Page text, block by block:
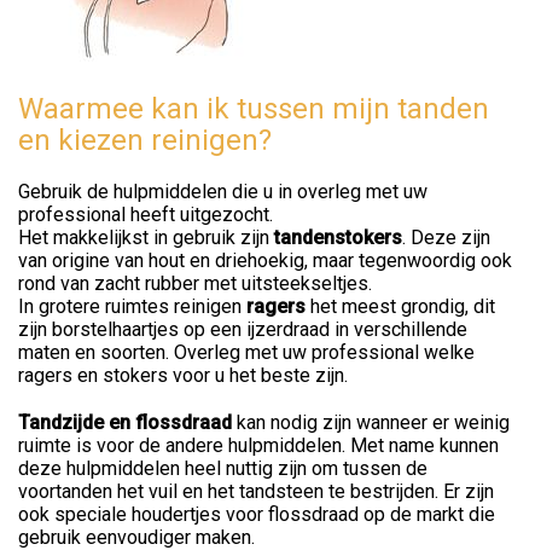
Waarmee kan ik tussen mijn tanden
en kiezen reinigen?
Gebruik de hulpmiddelen die u in overleg met uw
professional heeft uitgezocht.
Het makkelijkst in gebruik zijntandenstokers. Deze zijn
van origine van hout en driehoekig, maar tegenwoordig ook
rond van zacht rubber met uitsteekseltjes.
In grotere ruimtes reinigen ragers het meest grondig, dit
zijn borstelhaartjes op een ijzerdraad in verschillende
maten en soorten. Overleg met uw professional welke
ragers en stokers voor u het beste zijn.
Tandzijde en flossdraad kan nodig zijn wanneer er weinig
ruimte is voor de andere hulpmiddelen. Met name kunnen
deze hulpmiddelen heel nuttig zijn om tussen de
voortanden het vuil en het tandsteen te bestrijden. Er zijn
ook speciale houdertjes voor flossdraad op de markt die
gebruik eenvoudiger maken.